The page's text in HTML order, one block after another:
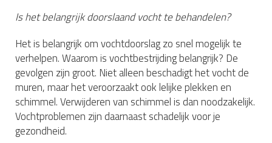
Is het belangrijk doorslaand vocht te behandelen?
Het is belangrijk om vochtdoorslag zo snel mogelijk te
verhelpen. Waarom is vochtbestrijding belangrijk? De
gevolgen zijn groot. Niet alleen beschadigt het vocht de
muren, maar het veroorzaakt ook lelijke plekken en
schimmel. Verwijderen van schimmel is dan noodzakelijk.
Vochtproblemen zijn daarnaast schadelijk voor je
gezondheid.